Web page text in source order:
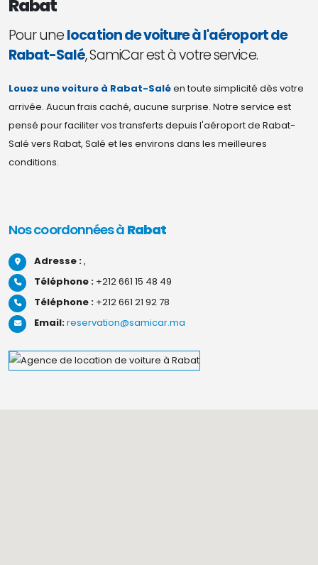
Rabat
Pour unelocation de voiture à l'aéroport de
Rabat-Salé, SamiCar est à votre service.
Louez une voiture à Rabat-Saléen toute simplicité dès votre
arrivée. Aucun frais caché, aucune surprise. Notre service est
pensé pour faciliter vos transferts depuis l'aéroport de Rabat-
Salé vers Rabat, Salé et les environs dans les meilleures
conditions.
Nos coordonnées à Rabat
Adresse :,
Téléphone : +212 661 15 48 49
Téléphone : +212 661 21 92 78
Email:reservation@samicar.ma